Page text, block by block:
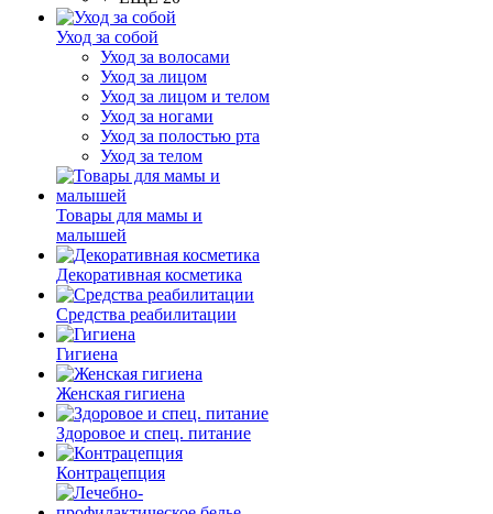
Уход за собой
Уход за волосами
Уход за лицом
Уход за лицом и телом
Уход за ногами
Уход за полостью рта
Уход за телом
Товары для мамы и
малышей
Декоративная косметика
Средства реабилитации
Гигиена
Женская гигиена
Здоровое и спец. питание
Контрацепция